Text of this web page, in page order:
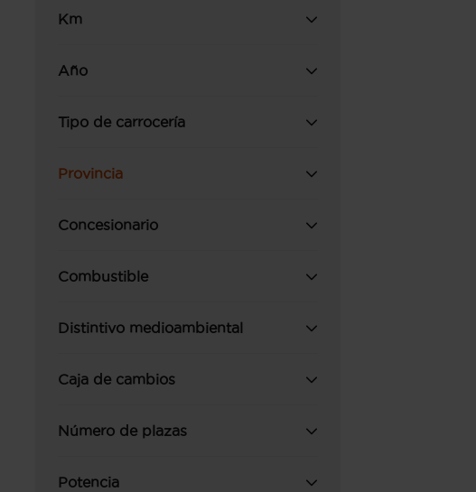
Km
Año
Tipo de carrocería
Provincia
Concesionario
Combustible
Distintivo medioambiental
Caja de cambios
Número de plazas
Potencia